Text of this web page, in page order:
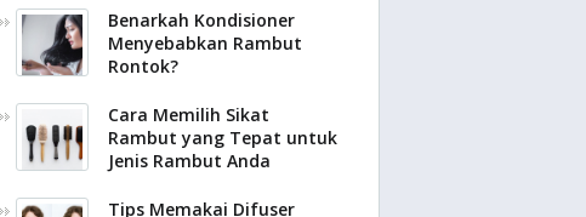
Benarkah Kondisioner
Menyebabkan Rambut
Rontok?
Cara Memilih Sikat
Rambut yang Tepat untuk
Jenis Rambut Anda
Tips Memakai Difuser